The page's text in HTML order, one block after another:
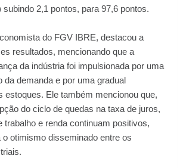
2,1 pontos, para 97,6 pontos.
do FGV IBRE, destacou a
resultados, mencionando que a
da indústria foi impulsionada por uma
da demanda e por uma gradual
estoques. Ele também mencionou que,
do ciclo de quedas na taxa de juros,
trabalho e renda continuam positivos,
o otimismo disseminado entre os